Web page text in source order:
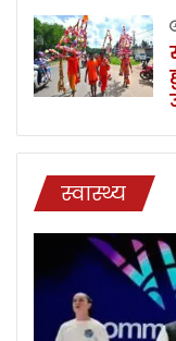
स्वास्थ्य